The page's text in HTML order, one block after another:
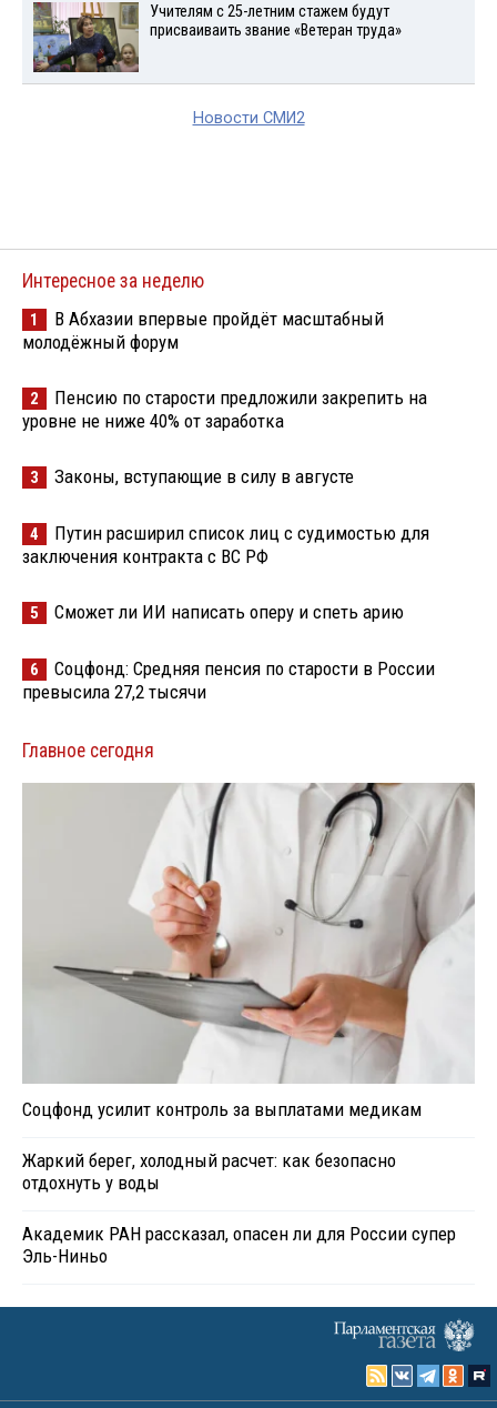
Учителям с 25-летним стажем будут
присваиваить звание «Ветеран труда»
Новости СМИ2
Интересное за неделю
1
В Абхазии впервые пройдёт масштабный
молодёжный форум
2
Пенсию по старости предложили закрепить на
уровне не ниже 40% от заработка
3 Законы, вступающие в силу в августе
4
Путин расширил список лиц с судимостью для
заключения контракта с ВС РФ
5 Сможет ли ИИ написать оперу и спеть арию
6
Соцфонд: Средняя пенсия по старости в России
превысила 27,2 тысячи
Главное сегодня
Соцфонд усилит контроль за выплатами медикам
Жаркий берег, холодный расчет: как безопасно
отдохнуть у воды
Академик РАН рассказал, опасен ли для России супер
Эль-Ниньо